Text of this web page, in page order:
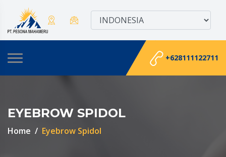
+628111122711
EYEBROW SPIDOL
Home Eyebrow Spidol